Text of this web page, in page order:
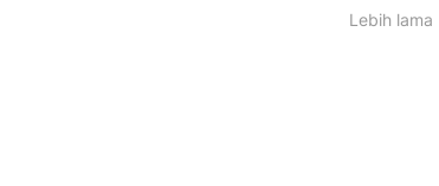
Lebih lama